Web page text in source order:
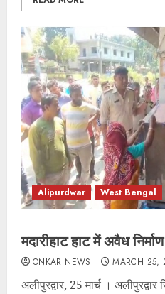
Alipurdwar West Bengal
मदारीहाट हाट में अवैध
ONKAR NEWS MARCH 25,
अलीपुरद्वार, 25 मार्च ।